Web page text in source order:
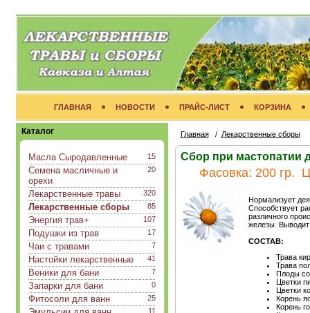
ГЛАВНАЯ НОВОСТИ ПРАЙС-ЛИСТ КОРЗИНА
Каталог
15
Масла Сыродавленные
20
Семена масличные и
орехи
320
Лекарственные травы
85
Лекарственные сборы
107
Энергия трав+
17
Подушки из трав
7
Чаи с травами
41
Настойки лекарственные
7
Веники для бани
0
Запарки для бани
25
Фитосоли для ванн
11
Главная/ Лекарственные сборы
Сбор при мастопатии
Фасовка: 200 гр.
Нормализует
Способствует
различного
железы. Выводит
СОСТАВ:
Трава
Трава
Плоды
Цветки
Цветки
Корень
Корень